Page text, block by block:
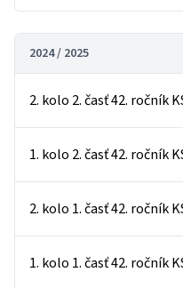
2024 / 2025
2. kolo 2. časť 42. ročník
1. kolo 2. časť 42. ročník
2. kolo 1. časť 42. ročník
1. kolo 1. časť 42. ročník